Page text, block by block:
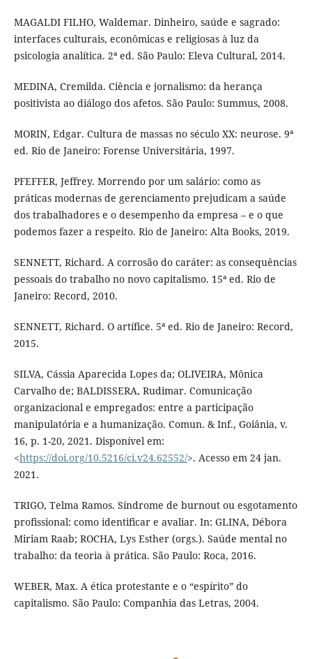
MAGALDI FILHO, Waldemar. Dinheiro, saúde e sagrado:
interfaces culturais, econômicas e religiosas à luz da
psicologia analítica. 2ª ed. São Paulo: Eleva Cultural, 2014.
MEDINA, Cremilda. Ciência e jornalismo: da herança
positivista ao diálogo dos afetos. São Paulo: Summus, 2008.
MORIN, Edgar. Cultura de massas no século XX: neurose. 9ª
ed. Rio de Janeiro: Forense Universitária, 1997.
PFEFFER, Jeffrey. Morrendo por um salário: como as
práticas modernas de gerenciamento prejudicam a saúde
dos trabalhadores e o desempenho da empresa – e o que
podemos fazer a respeito. Rio de Janeiro: Alta Books, 2019.
SENNETT, Richard. A corrosão do caráter: as consequências
pessoais do trabalho no novo capitalismo. 15ª ed. Rio de
Janeiro: Record, 2010.
SENNETT, Richard. O artífice. 5ª ed. Rio de Janeiro: Record,
2015.
SILVA, Cássia Aparecida Lopes da; OLIVEIRA, Mônica
Carvalho de; BALDISSERA, Rudimar. Comunicação
organizacional e empregados: entre a participação
manipulatória e a humanização. Comun. & Inf., Goiânia, v.
16, p. 1-20, 2021. Disponível em:
<https://doi.org/10.5216/ci.v24.62552/>. Acesso em 24 jan.
2021.
TRIGO, Telma Ramos. Síndrome de burnout ou esgotamento
profissional: como identificar e avaliar. In: GLINA, Débora
Miriam Raab; ROCHA, Lys Esther (orgs.). Saúde mental no
trabalho: da teoria à prática. São Paulo: Roca, 2016.
WEBER, Max. A ética protestante e o “espírito” do
capitalismo. São Paulo: Companhia das Letras, 2004.